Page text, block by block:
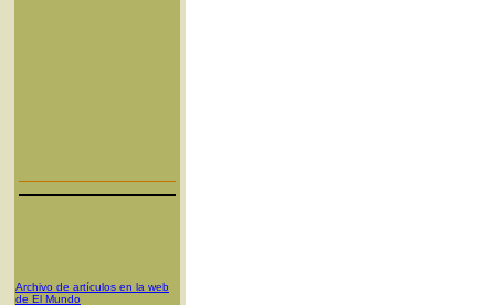
Archivo de artículos en la web
de El Mundo